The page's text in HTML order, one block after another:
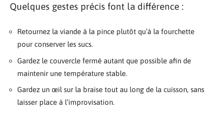
Quelques gestes précis font la différence :
Retournez la viande à la pince plutôt qu’à la fourchette
pour conserver les sucs.
Gardez le couvercle fermé autant que possible afin de
maintenir une température stable.
Gardez un œil sur la braise tout au long de la cuisson, sans
laisser place à l’improvisation.